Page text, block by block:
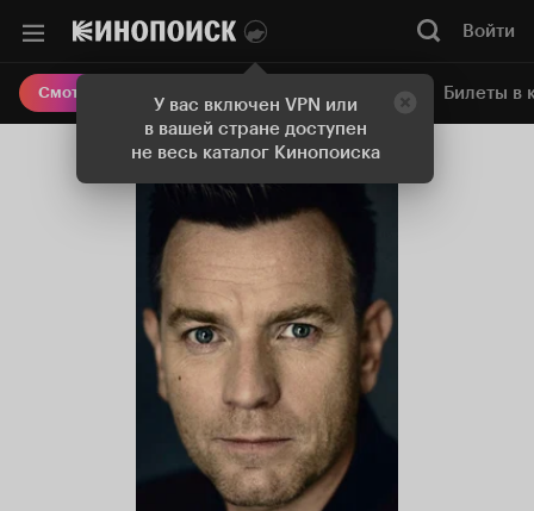
У вас включен VPN или
в вашей стране доступен
не весь каталог Кинопоиска
Войти
Смотреть кино Онлайн-кинотеатр Билеты в